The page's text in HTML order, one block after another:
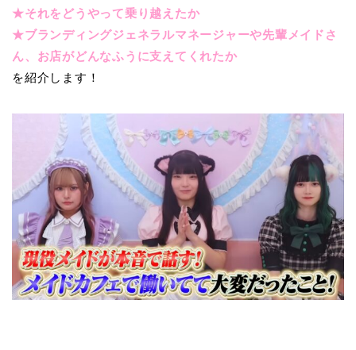
★それをどうやって乗り越えたか
★ブランディングジェネラルマネージャーや先輩メイドさ
ん、お店がどんなふうに支えてくれたか
を紹介します！